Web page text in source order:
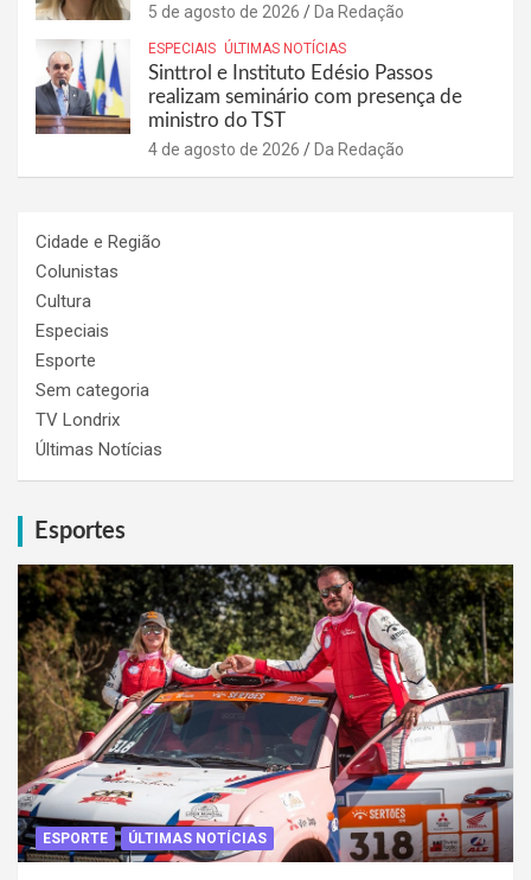
5 de agosto de 2026 Da Redação
ESPECIAIS ÚLTIMAS NOTÍCIAS
Sinttrol e Instituto Edésio Passos
realizam seminário com presença de
ministro do TST
4 de agosto de 2026 Da Redação
Cidade e Região
Colunistas
Cultura
Especiais
Esporte
Sem categoria
TV Londrix
Últimas Notícias
Esportes
ESPORTE ÚLTIMAS NOTÍCIAS